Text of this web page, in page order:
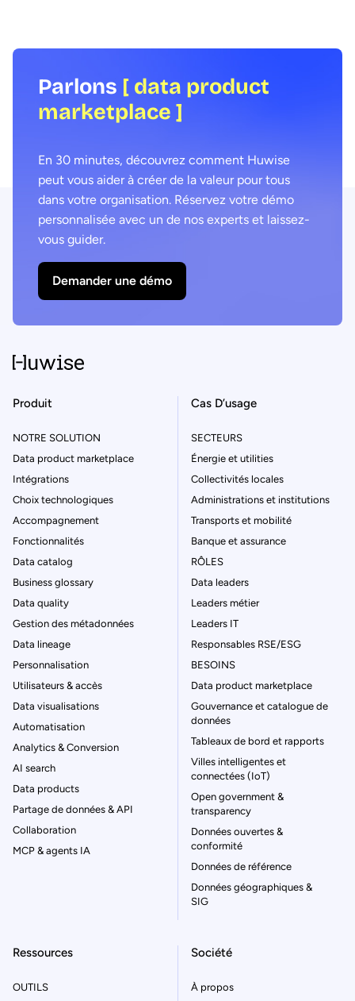
Parlons [ data product
marketplace ]
En 30 minutes, découvrez comment Huwise
peut vous aider à créer de la valeur pour tous
dans votre organisation. Réservez votre démo
personnalisée avec un de nos experts et laissez-
vous guider.
Demander une démo
Produit
NOTRE SOLUTION
Data product marketplace
Intégrations
Choix technologiques
Accompagnement
Fonctionnalités
Data catalog
Business glossary
Data quality
Gestion des métadonnées
Data lineage
Personnalisation
Utilisateurs & accès
Data visualisations
Automatisation
Analytics & Conversion
AI search
Data products
Partage de données & API
Collaboration
MCP & agents IA
Cas D’usage
SECTEURS
Énergie et utilities
Collectivités locales
Administrations et institutions
Transports et mobilité
Banque et assurance
RÔLES
Data leaders
Leaders métier
Leaders IT
Responsables RSE/ESG
BESOINS
Data product marketplace
Gouvernance et catalogue de
données
Tableaux de bord et rapports
Villes intelligentes et
connectées (IoT)
Open government &
transparency
Données ouvertes &
conformité
Données de référence
Données géographiques &
SIG
Ressources
OUTILS
Société
À propos